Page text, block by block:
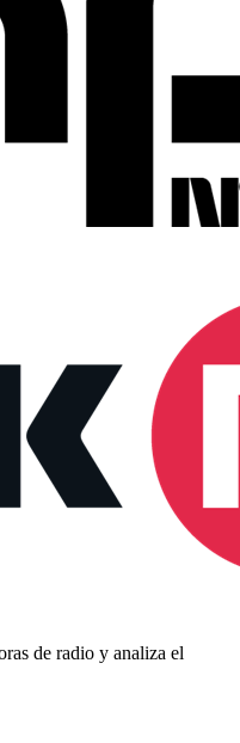
de radio y analiza el